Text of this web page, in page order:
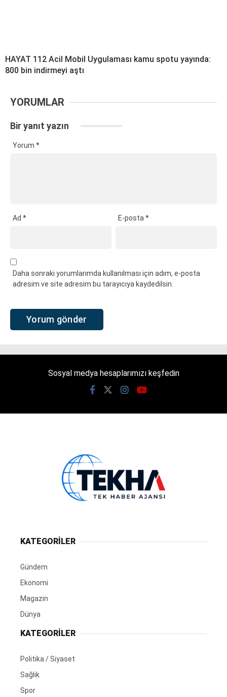
HAYAT 112 Acil Mobil Uygulaması kamu spotu yayında:
800 bin indirmeyi aştı
YORUMLAR
Bir yanıt yazın
Yorum *
Ad * E-posta*
Daha sonraki yorumlarımda kullanılması için adım, e-posta
adresim ve site adresim bu tarayıcıya kaydedilsin.
Sosyal medya hesaplarımızı keşfedin
KATEGORİLER
Gündem
Ekonomi
Magazin
Dünya
KATEGORİLER
Politika / Siyaset
Sağlık
Spor